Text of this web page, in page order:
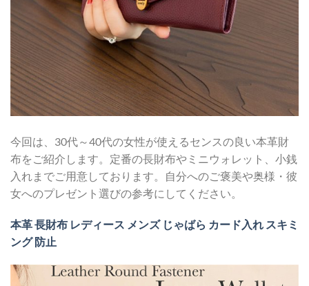
今回は、30代～40代の女性が使えるセンスの良い本革財
布をご紹介します。定番の長財布やミニウォレット、小銭
入れまでご用意しております。自分へのご褒美や奥様・彼
女へのプレゼント選びの参考にしてください。
本革 長財布 レディース メンズ じゃばら カード入れ スキミ
ング 防止